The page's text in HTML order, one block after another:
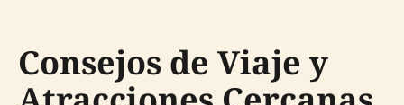
Consejos de Viaje y